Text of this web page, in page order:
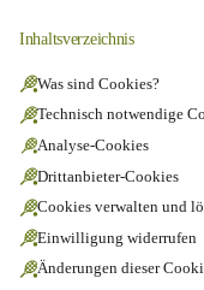
Inhaltsverzeichnis
Was sind Cookies?
Technisch notwendige
Analyse-Cookies
Drittanbieter-Cookies
Cookies verwalten und
Einwilligung widerrufen
Änderungen dieser